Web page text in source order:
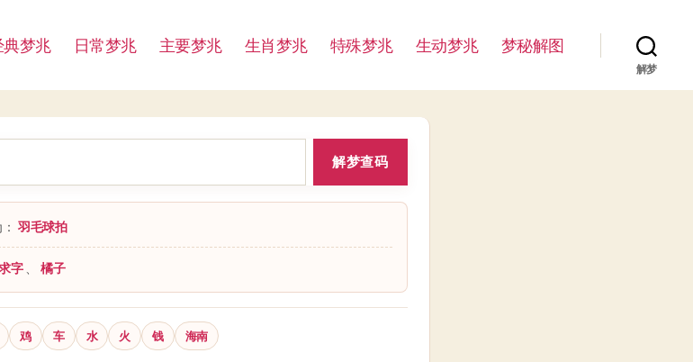
典梦兆 日常梦兆 主要梦兆 生肖梦兆 特殊梦兆 生动梦兆 梦秘解图
解梦
解梦查码
：羽毛球拍
字 橘子
鸡 车 水 火 钱 海南